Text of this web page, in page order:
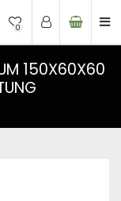
0
150X60X60